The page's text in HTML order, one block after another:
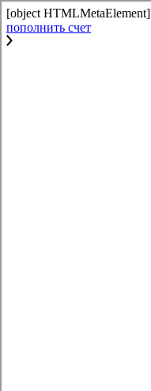
[object HTMLMetaElement]
пополнить счет